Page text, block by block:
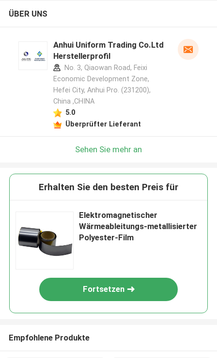
ÜBER UNS
Anhui Uniform Trading Co.Ltd
Herstellerprofil
No. 3, Qiaowan Road, Feixi
Economic Development Zone,
Hefei City, Anhui Pro. (231200),
China ,CHINA
5.0
Überprüfter Lieferant
Sehen Sie mehr an
Erhalten Sie den besten Preis für
Elektromagnetischer
Wärmeableitungs-metallisierter
Polyester-Film
Fortsetzen
Empfohlene Produkte